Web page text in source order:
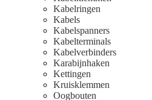
Kabelringen
Kabels
Kabelspanners
Kabelterminals
Kabelverbinders
Karabijnhaken
Kettingen
Kruisklemmen
Oogbouten